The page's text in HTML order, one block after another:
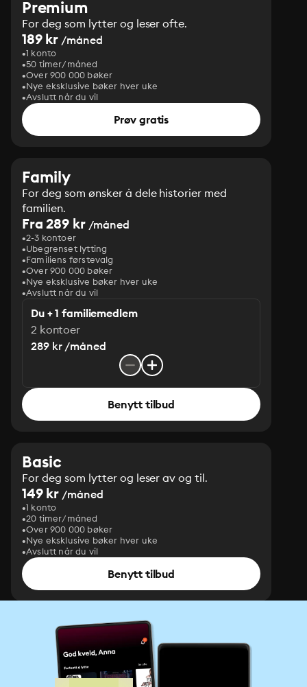
Premium
For deg som lytter og leser ofte.
189 kr /måned
1 konto
50 timer/måned
Over 900 000 bøker
Nye eksklusive bøker hver uke
Avslutt når du vil
Prøv gratis
Family
For deg som ønsker å dele historier med
familien.
Fra 289 kr/måned
2-3 kontoer
Ubegrenset lytting
Familiens førstevalg
Over 900 000 bøker
Nye eksklusive bøker hver uke
Avslutt når du vil
Du + 1 familiemedlem
2 kontoer
289 kr /måned
Benytt tilbud
Basic
For deg som lytter og leser av og til.
149 kr /måned
1 konto
20 timer/måned
Over 900 000 bøker
Nye eksklusive bøker hver uke
Avslutt når du vil
Benytt tilbud